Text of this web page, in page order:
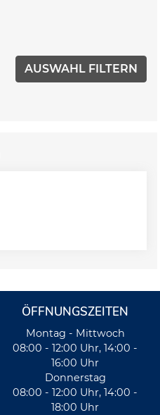
ÖFFNUNGSZEITEN
Montag - Mittwoch
08:00 - 12:00 Uhr, 14:00 -
16:00 Uhr
Donnerstag
08:00 - 12:00 Uhr, 14:00 -
18:00 Uhr